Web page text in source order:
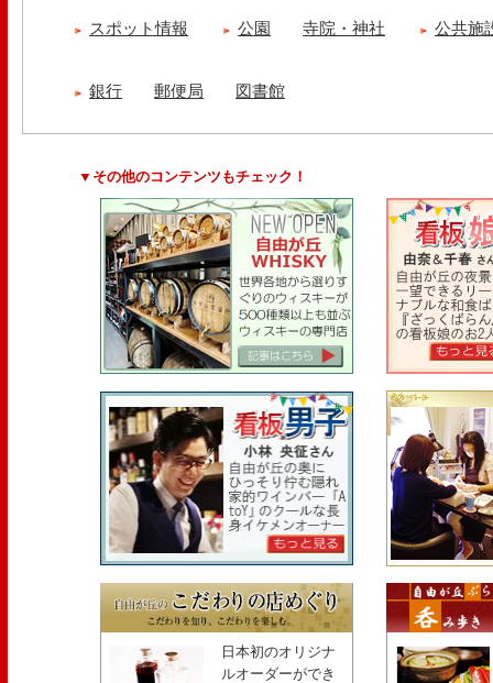
スポット情報 公園 寺院・神社 公共施
銀行 郵便局 図書館
▼その他のコンテンツもチェック！
日本初のオリジナ
ルオーダーができ